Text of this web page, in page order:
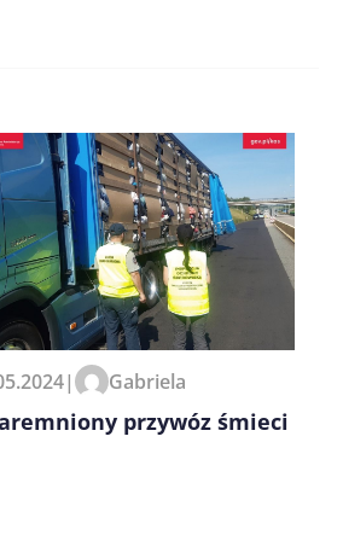
| Gabriela
przywóz śmieci